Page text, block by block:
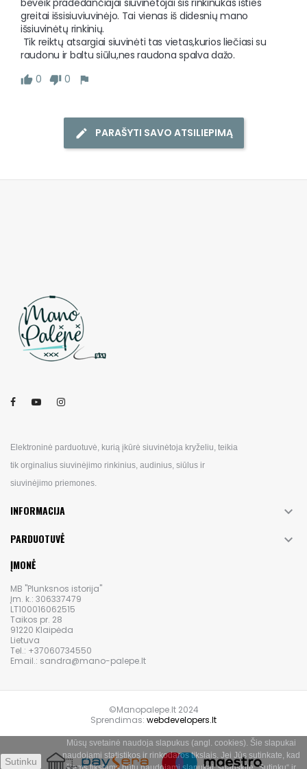
beveik pradedančiajai siuvinėtojai šis rinkinukas išties
greitai išsisiuviuvinėjo. Tai vienas iš didesnių mano
išsiuvinėtų rinkinių.
raudonu ir baltu siūlu,nes raudona spalva dažo.
0
0
PARAŠYTI SAVO ATSILIEPIMĄ
Elektroninė parduotuvė, kurią įkūrė siuvinėtoja kryželiu, teikia
tik orginalius siuvinėjimo rinkinius, audinius, siūlus ir
siuvinėjimo priemones.
INFORMACIJA 
PARDUOTUVĖ 
ĮMONĖ
MB "Plunksnos istorija"
Įm. k.: 306337479
LT100016062515
Taikos pr. 28
91220 Klaipėda
Lietuva
Tel.: +37060734550
Email.: sandra@mano-palepe.lt
Sutinku
Mūsų svetainė naudoja slapukus (angl. cookies). Šie slapukai
naudojami statistikos ir rinkodaros tikslais. Jei Jūs sutinkate, kad
©Manopalepe.lt 2024
Sprendimas: webdevelopers.lt